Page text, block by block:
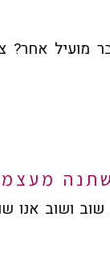
מועיל אחר?
ושוב אנו